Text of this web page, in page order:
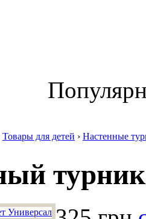
Товары для детей › Настенные